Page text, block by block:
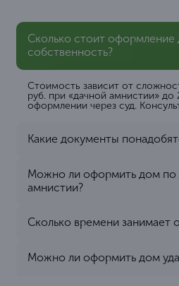
Сколько стоит оформление
собственность?
Стоимость зависит от
руб. при «дачной амнистии» до
оформлении через суд.
Какие документы
Можно ли оформить дом по
амнистии?
Сколько времени занимает
Можно ли оформить дом